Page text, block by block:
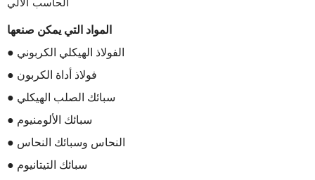
المواد التي يمكن صنعها
● الفولاذ الهيكلي الكربوني
● فولاذ أداة الكربون
● سبائك الصلب الهيكلي
● سبائك الألومنيوم
● النحاس وسبائك النحاس
● سبائك التيتانيوم